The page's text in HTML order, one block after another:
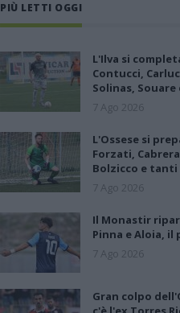
PIÙ LETTI OGGI
L'Ilva si
Contucci,
Solinas, Souare
7 Ago 2026
L'Ossese si
Forzati,
Bolzicco e
7 Ago 2026
Il Monastir
Pinna e Aloia, il
7 Ago 2026
Gran colpo